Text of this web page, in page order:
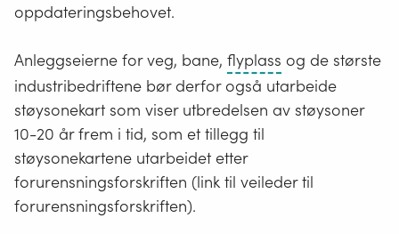
som
faller
inn
under
«highly
oppdateringsbehovet.
Anleggseierne for veg, bane, flyplass Alle
typer
sivile
landingsplasser
og de største
industribedriftene bør derfor også utarbeide
støysonekart som viser utbredelsen av støysoner
10-20 år frem i tid, som et tillegg til
støysonekartene utarbeidet etter
forurensningsforskriften (link til veileder til
forurensningsforskriften).